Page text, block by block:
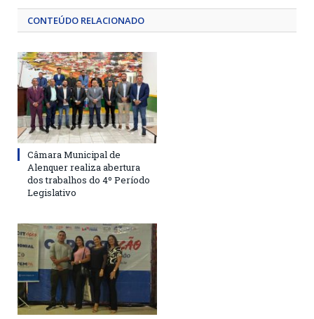
CONTEÚDO RELACIONADO
Câmara Municipal de
Alenquer realiza abertura
dos trabalhos do 4º Período
Legislativo